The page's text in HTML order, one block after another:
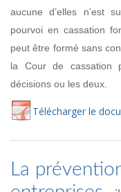
aucune d’elles n’est
pourvoi en cassation
peut être formé sans
la Cour de cassation
décisions ou les deux.
Télécharger le
La